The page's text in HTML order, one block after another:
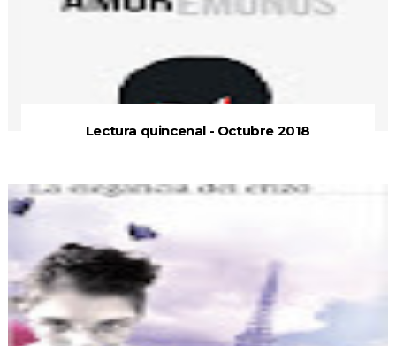
Lectura quincenal - Octubre 2018